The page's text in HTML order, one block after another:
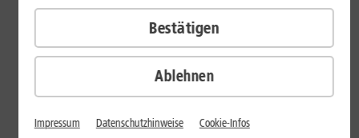
erhalten Neukunden die Meta Quest 3S Brille inklusive (statt
329,99 Euro UVP). Dies gilt bei Neubestellung qualifizierter
1&1 DSL-Tarife über die1&1 Vorteilswelt. So profitieren
Online-Gaming über ihren DSL-Anschluss, sondern können
zudem vom Wohnzimmer aus in virtuelle Realitäten
eintauchen.
Ablehnen
Bestätigen
Impressum Datenschutzhinweise Cookie-Infos